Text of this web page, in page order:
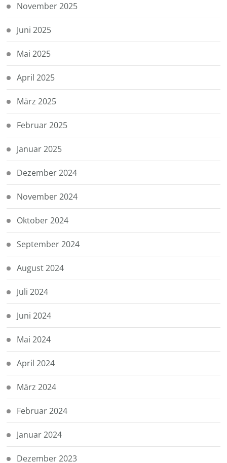
November 2025
Juni 2025
Mai 2025
April 2025
März 2025
Februar 2025
Januar 2025
Dezember 2024
November 2024
Oktober 2024
September 2024
August 2024
Juli 2024
Juni 2024
Mai 2024
April 2024
März 2024
Februar 2024
Januar 2024
Dezember 2023